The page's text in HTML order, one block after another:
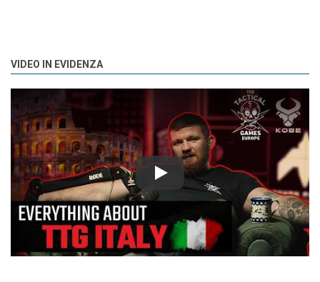
VIDEO IN EVIDENZA
Play